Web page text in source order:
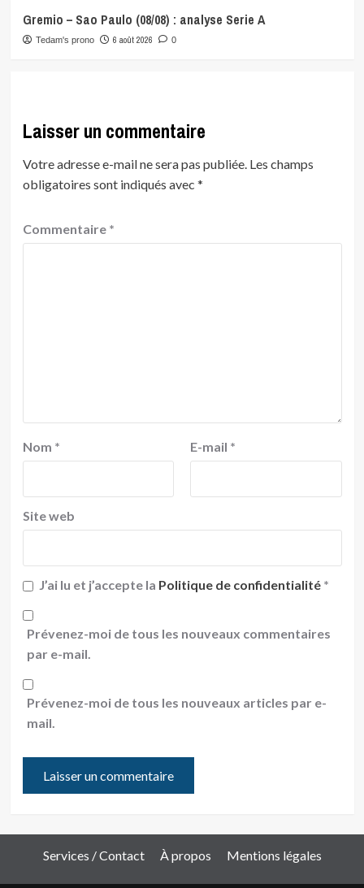
Gremio – Sao Paulo (08/08) : analyse Serie A
Tedam's prono 6 août 2026 0
Laisser un commentaire
Votre adresse e-mail ne sera pas publiée. Les champs
obligatoires sont indiqués avec *
Commentaire *
Nom * E-mail *
Site web
J’ai lu et j’accepte la Politique de confidentialité *
Prévenez-moi de tous les nouveaux commentaires
par e-mail.
Prévenez-moi de tous les nouveaux articles par e-
mail.
Services / Contact À propos Mentions légales